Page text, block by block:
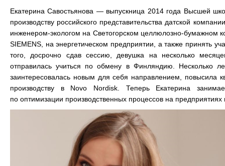
Екатерина Савостьянова — выпускница 2014 года Высшей
производству российского представительства датской
инженером-экологом на Светогорском целлюлозно-бумажном
SIEMENS, на энергетическом предприятии, а также принять
того, досрочно сдав сессию, девушка на несколько
отправилась учиться по обмену в Финляндию. Несколько
заинтересовалась новым для себя направлением,
производству в Novo Nordisk. Теперь Екатерина
по оптимизации производственных процессов на